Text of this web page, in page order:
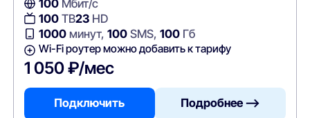
100Мбит/с
100ТВ23HD
1000минут, 100SMS, 100Гб
Wi-Fi роутер можно добавить к тарифу
1 050 ₽/мес
Подключить Подробнее —>